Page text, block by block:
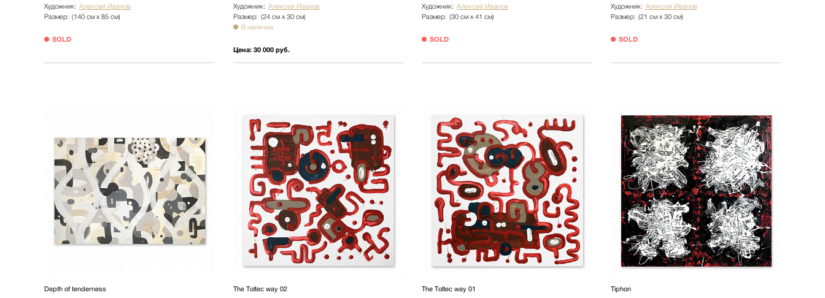
Детская
Абстракция
Pop Art
Художник: Алексей Иванов
Размер: (140 см х 85 см)
SOLD
Художник: Алексей Иванов
Размер: (24 см х 30 см)
В наличии
Цена:30 000 руб.
Художник: Алексей Иванов
Размер: (30 см х 41 см)
SOLD
Художник: Алексей Иванов
Размер: (21 см х 30 см)
SOLD
Depth of tenderness
The Toltec way 02
The Toltec way 01
Tiphon